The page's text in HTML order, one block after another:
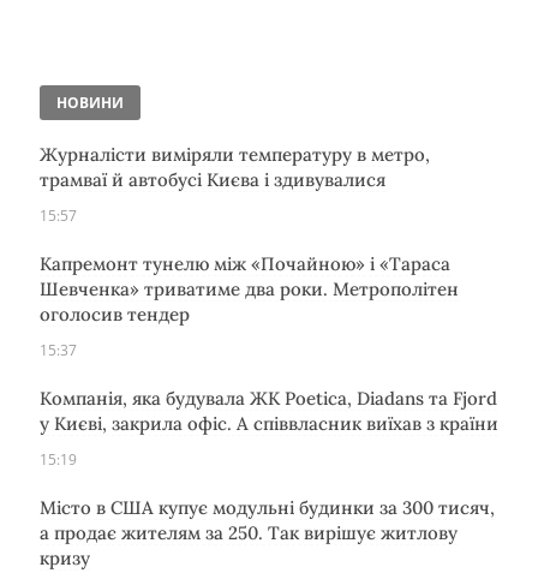
НОВИНИ
Журналісти виміряли температуру в метро,
трамваї й автобусі Києва і здивувалися
15:57
Капремонт тунелю між «Почайною» і «Тараса
Шевченка» триватиме два роки. Метрополітен
оголосив тендер
15:37
Компанія, яка будувала ЖК Poetica, Diadans та Fjord
у Києві, закрила офіс. А співвласник виїхав з країни
15:19
Місто в США купує модульні будинки за 300 тисяч,
а продає жителям за 250. Так вирішує житлову
кризу